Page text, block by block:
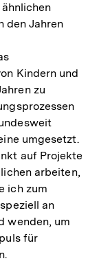
den Jahren
Kindern und
zu
umgesetzt.
auf Projekte
arbeiten,
ich zum
an
wenden, um
für